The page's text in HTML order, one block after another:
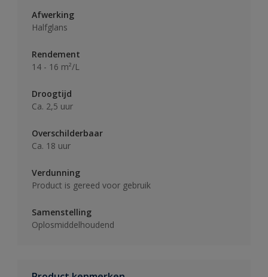
Afwerking
Halfglans
Rendement
14 - 16 m²/L
Droogtijd
Ca. 2,5 uur
Overschilderbaar
Ca. 18 uur
Verdunning
Product is gereed voor gebruik
Samenstelling
Oplosmiddelhoudend